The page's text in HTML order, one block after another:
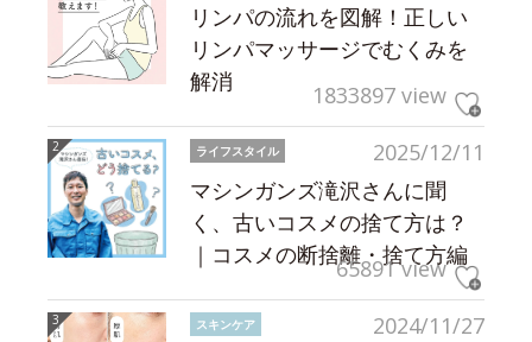
リンパの流れを図解！正しい
リンパマッサージでむくみを
解消
1833897 view
2025/12/11
ライフスタイル
マシンガンズ滝沢さんに聞
く、古いコスメの捨て方は？
｜コスメの断捨離・捨て方編
65891 view
2024/11/27
スキンケア